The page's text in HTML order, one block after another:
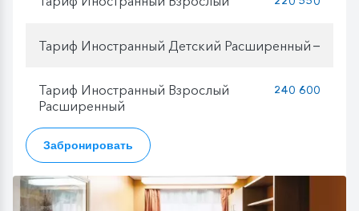
Тариф Иностранный Детский Расширенный —
Тариф Иностранный Взрослый
Расширенный
240 600
Забронировать